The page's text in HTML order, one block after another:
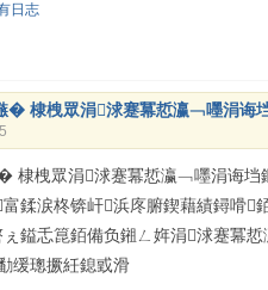
日志
棣栧眾涓浗蹇冪悊瀛﹁嚜涓诲
栧眾涓浗蹇冪悊瀛﹁嚜涓诲垱
鍒涙柊锛屽浜庝腑鍥藉績鐞嗗
鎰忎箟銆備负鎺ㄥ姩涓浗蹇冪
缓璁撅紝鎴戜滑